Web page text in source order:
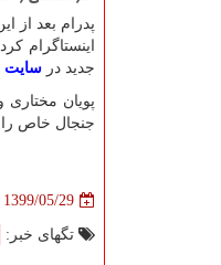
پدرام بعد از
اینستاگرام
جدید در سایت
پویان
جنجال خاص را
1399/05/29
تگهای خبر: